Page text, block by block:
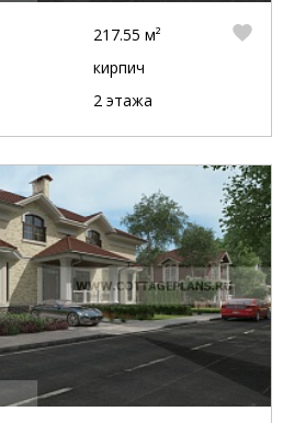
217.55 м²
кирпич
2 этажа